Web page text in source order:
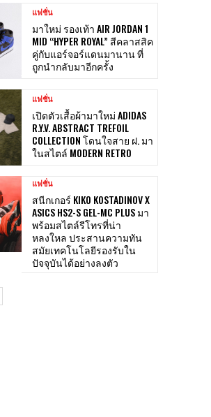
แฟชั่น
มาใหม่ รองเท้า AIR JORDAN 1
MID “HYPER ROYAL” สีคลาสสิค
คู่กับแอร์จอร์แดนมานาน ที่
ถูกนำกลับมาอีกครั้ง
แฟชั่น
เปิดตัวเสื้อผ้ามาใหม่ ADIDAS
R.Y.V. ABSTRACT TREFOIL
COLLECTION โดนใจสาย ฝ. มา
ในสไตล์ MODERN RETRO
แฟชั่น
สนีกเกอร์ KIKO KOSTADINOV X
ASICS HS2-S GEL-MC PLUS มา
พร้อมสไตล์รีโทรที่น่า
หลงใหล ประสานความทัน
สมัยเทคโนโลยีรองรับใน
ปัจจุบันได้อย่างลงตัว